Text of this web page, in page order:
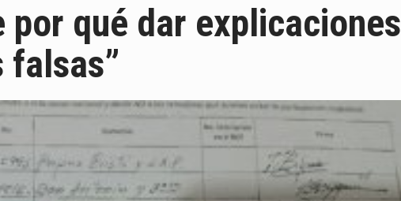
por qué dar explicaciones